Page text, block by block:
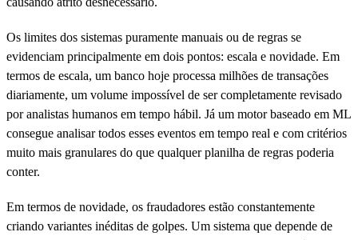
Os limites dos sistemas puramente manuais ou de regras se
evidenciam principalmente em dois pontos: escala e novidade. Em
termos de escala, um banco hoje processa milhões de transações
diariamente, um volume impossível de ser completamente revisado
por analistas humanos em tempo hábil. Já um motor baseado em ML
consegue analisar todos esses eventos em tempo real e com critérios
muito mais granulares do que qualquer planilha de regras poderia
conter.
Em termos de novidade, os fraudadores estão constantemente
criando variantes inéditas de golpes. Um sistema que depende de